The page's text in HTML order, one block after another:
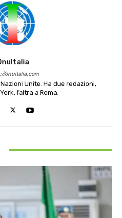
onuitalia.com
Unite. Ha due redazioni,
l’altra a Roma.